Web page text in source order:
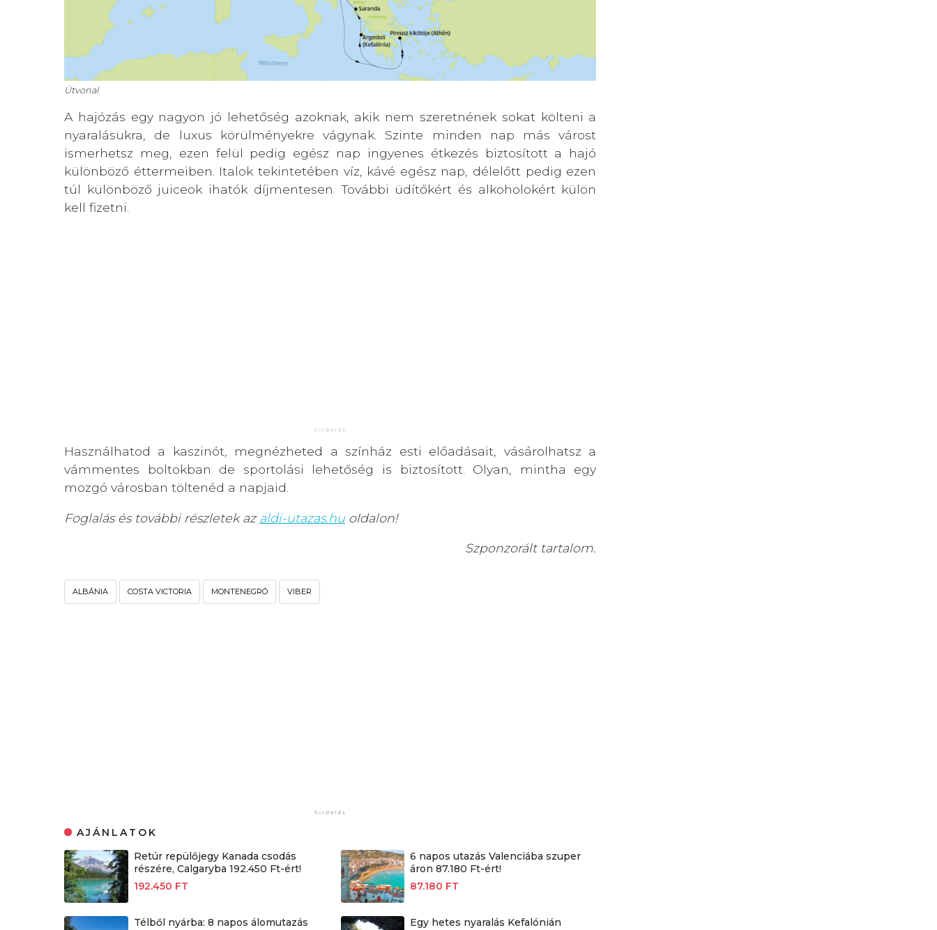
Útvonal
A hajózás egy nagyon jó lehetőség azoknak, akik nem szeretnének sokat költeni a
nyaralásukra, de luxus körülményekre vágynak. Szinte minden nap más várost
ismerhetsz meg, ezen felül pedig egész nap ingyenes étkezés biztosított a hajó
különböző éttermeiben. Italok tekintetében víz, kávé egész nap, délelőtt pedig ezen
túl különböző juiceok ihatók díjmentesen. További üdítőkért és alkoholokért külön
kell fizetni.
Használhatod a kaszinót, megnézheted a színház esti előadásait, vásárolhatsz a
vámmentes boltokban de sportolási lehetőség is biztosított. Olyan, mintha egy
mozgó városban töltenéd a napjaid.
Foglalás és további részletek az aldi-utazas.hu oldalon!
Szponzorált tartalom.
ALBÁNIA COSTA VICTORIA MONTENEGRÓ VIBER
AJÁNLATOK
Retúr repülőjegy Kanada csodás
részére, Calgaryba 192.450 Ft-ért!
192.450 FT
6 napos utazás Valenciába szuper
áron 87.180 Ft-ért!
87.180 FT
Télből nyárba: 8 napos álomutazás
Egy hetes nyaralás Kefalónián